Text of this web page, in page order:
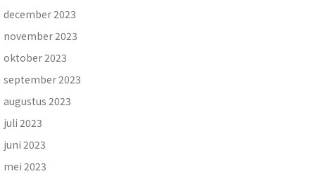
december 2023
november 2023
oktober 2023
september 2023
augustus 2023
juli 2023
juni 2023
mei 2023